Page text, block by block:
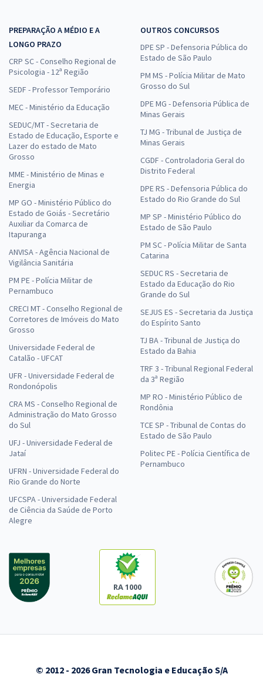
PREPARAÇÃO A MÉDIO E A
LONGO PRAZO
CRP SC - Conselho Regional de
Psicologia - 12ª Região
SEDF - Professor Temporário
MEC - Ministério da Educação
SEDUC/MT - Secretaria de
Estado de Educação, Esporte e
Lazer do estado de Mato
Grosso
MME - Ministério de Minas e
Energia
MP GO - Ministério Público do
Estado de Goiás - Secretário
Auxiliar da Comarca de
Itapuranga
ANVISA - Agência Nacional de
Vigilância Sanitária
PM PE - Polícia Militar de
Pernambuco
CRECI MT - Conselho Regional de
Corretores de Imóveis do Mato
Grosso
Universidade Federal de
Catalão - UFCAT
UFR - Universidade Federal de
Rondonópolis
CRA MS - Conselho Regional de
Administração do Mato Grosso
do Sul
UFJ - Universidade Federal de
Jataí
UFRN - Universidade Federal do
Rio Grande do Norte
UFCSPA - Universidade Federal
de Ciência da Saúde de Porto
Alegre
OUTROS CONCURSOS
DPE SP - Defensoria Pública do
Estado de São Paulo
PM MS - Polícia Militar de Mato
Grosso do Sul
DPE MG - Defensoria Pública de
Minas Gerais
TJ MG - Tribunal de Justiça de
Minas Gerais
CGDF - Controladoria Geral do
Distrito Federal
DPE RS - Defensoria Pública do
Estado do Rio Grande do Sul
MP SP - Ministério Público do
Estado de São Paulo
PM SC - Polícia Militar de Santa
Catarina
SEDUC RS - Secretaria de
Estado da Educação do Rio
Grande do Sul
SEJUS ES - Secretaria da Justiça
do Espírito Santo
TJ BA - Tribunal de Justiça do
Estado da Bahia
TRF 3 - Tribunal Regional Federal
da 3ª Região
MP RO - Ministério Público de
Rondônia
TCE SP - Tribunal de Contas do
Estado de São Paulo
Politec PE - Polícia Científica de
Pernambuco
RA 1000
© 2012 - 2026 Gran Tecnologia e Educação S/A